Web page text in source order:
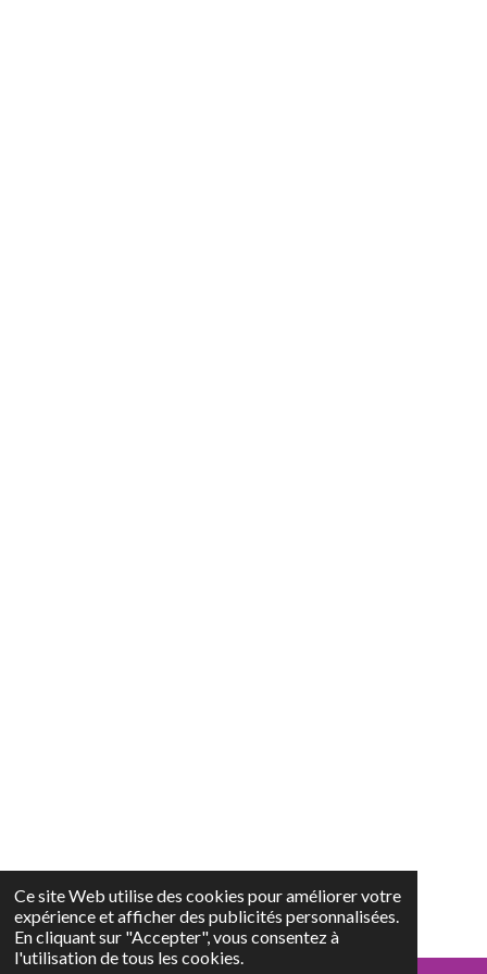
Ce site Web utilise des cookies pour améliorer votre
expérience et afficher des publicités personnalisées.
En cliquant sur "Accepter", vous consentez à
l'utilisation de tous les cookies.